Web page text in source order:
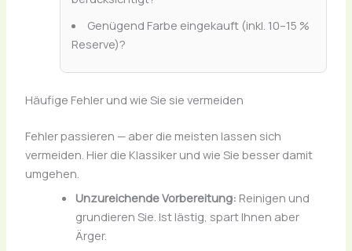
Genügend Farbe eingekauft (inkl. 10–15 %
Reserve)?
Häufige Fehler und wie Sie sie vermeiden
Fehler passieren — aber die meisten lassen sich
vermeiden. Hier die Klassiker und wie Sie besser damit
umgehen.
Unzureichende Vorbereitung: Reinigen und
grundieren Sie. Ist lästig, spart Ihnen aber
Ärger.